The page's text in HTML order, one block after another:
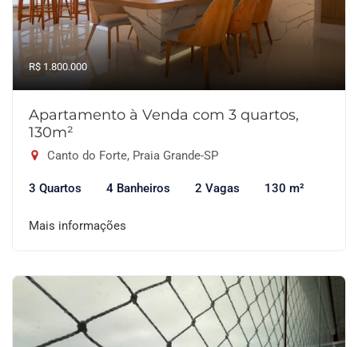
R$ 1.800.000
Apartamento à Venda com 3 quartos,
130m²
Canto do Forte, Praia Grande-SP
3 Quartos 4 Banheiros 2 Vagas 130 m²
Mais informações